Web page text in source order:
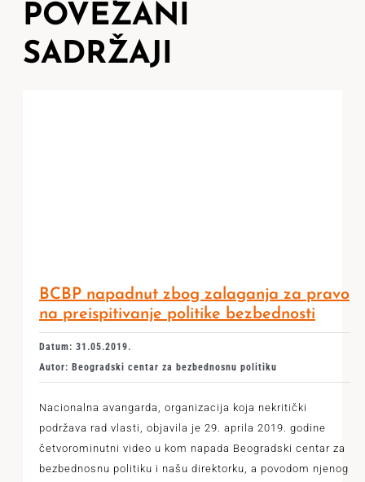
POVEZANI
SADRŽAJI
BCBP napadnut zbog zalaganja za pravo
na preispitivanje politike bezbednosti
Datum: 31.05.2019.
Autor: Beogradski centar za bezbednosnu politiku
Nacionalna avangarda, organizacija koja nekritički
podržava rad vlasti, objavila je 29. aprila 2019. godine
četvorominutni video u kom napada Beogradski centar za
bezbednosnu politiku i našu direktorku, a povodom njenog